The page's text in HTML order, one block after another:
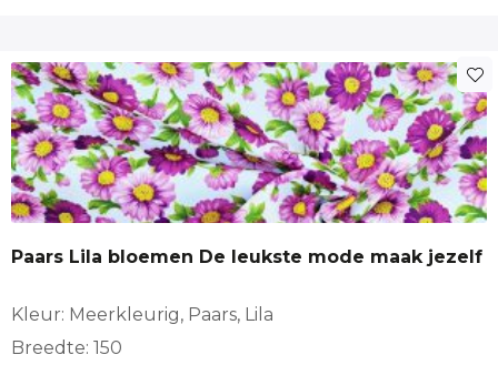
Paars Lila bloemen De leukste mode maak jezelf
Kleur: Meerkleurig, Paars, Lila
Breedte: 150